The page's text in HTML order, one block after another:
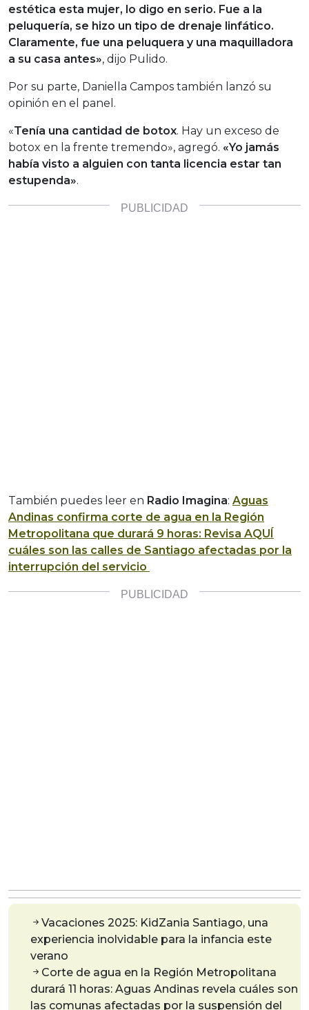
estética esta mujer, lo digo en serio. Fue a la
peluquería, se hizo un tipo de drenaje linfático.
Claramente, fue una peluquera y una maquilladora
a su casa antes», dijo Pulido.
Por su parte, Daniella Campos también lanzó su
opinión en el panel.
«Tenía una cantidad de botox. Hay un exceso de
botox en la frente tremendo», agregó. «Yo jamás
había visto a alguien con tanta licencia estar tan
estupenda».
También puedes leer en Radio Imagina: Aguas
Andinas confirma corte de agua en la Región
Metropolitana que durará 9 horas: Revisa AQUÍ
cuáles son las calles de Santiago afectadas por la
interrupción del servicio
Vacaciones 2025: KidZania Santiago, una
experiencia inolvidable para la infancia este
verano
Corte de agua en la Región Metropolitana
durará 11 horas: Aguas Andinas revela cuáles son
las comunas afectadas por la suspensión del